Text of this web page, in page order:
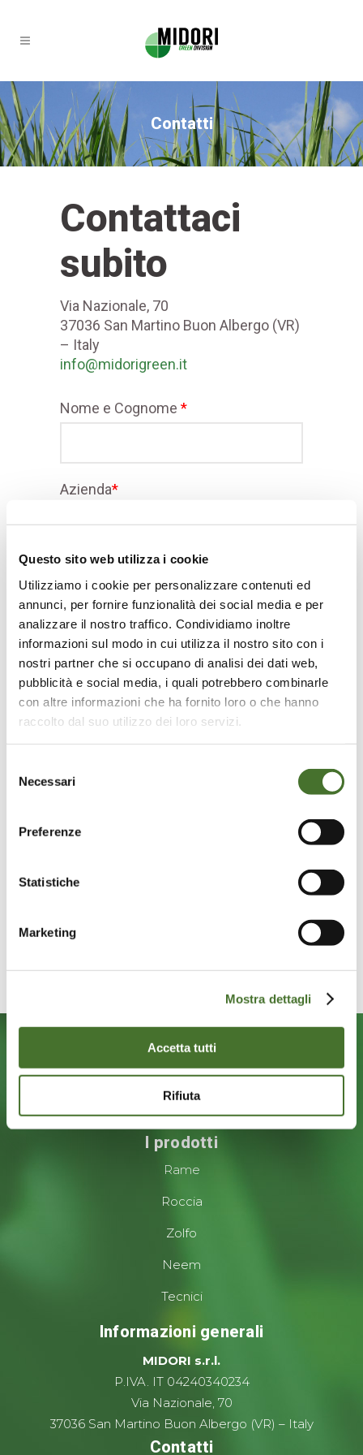
Questo sito web utilizza i cookie
Utilizziamo i cookie per personalizzare contenuti ed
annunci, per fornire funzionalità dei social media e per
analizzare il nostro traffico. Condividiamo inoltre
informazioni sul modo in cui utilizza il nostro sito con i
nostri partner che si occupano di analisi dei dati web,
pubblicità e social media, i quali potrebbero combinarle
con altre informazioni che ha fornito loro o che hanno
raccolto dal suo utilizzo dei loro servizi.
delNecessari
Preferenze
Statistiche
Marketing
Mostra dettagli
Accetta tutti
Rifiuta
Contatti
Contattaci
subito
Via Nazionale, 70
37036 San Martino Buon Albergo (VR)
– Italy
info@midorigreen.it
Nome e Cognome *
Azienda*
Oggetto
Dichiaro di aver letto
I prodotti
Rame
Roccia
Zolfo
Neem
Tecnici
Informazioni generali
MIDORI s.r.l.
P.IVA. IT 04240340234
Via Nazionale, 70
37036 San Martino Buon Albergo (VR) – Italy
Contatti